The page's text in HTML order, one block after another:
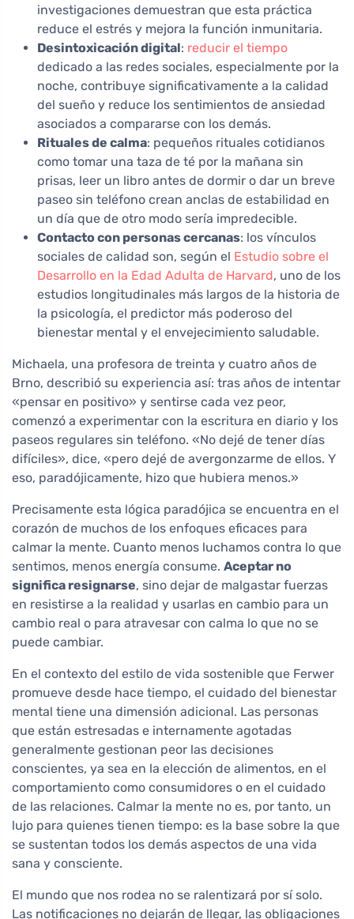
investigaciones demuestran que esta práctica
reduce el estrés y mejora la función inmunitaria.
Desintoxicación digital: reducir el tiempo
dedicado a las redes sociales, especialmente por la
noche, contribuye significativamente a la calidad
del sueño y reduce los sentimientos de ansiedad
asociados a compararse con los demás.
Rituales de calma: pequeños rituales cotidianos
como tomar una taza de té por la mañana sin
prisas, leer un libro antes de dormir o dar un breve
paseo sin teléfono crean anclas de estabilidad en
un día que de otro modo sería impredecible.
Contacto con personas cercanas: los vínculos
sociales de calidad son, según el Estudio sobre el
Desarrollo en la Edad Adulta de Harvard, uno de los
estudios longitudinales más largos de la historia de
la psicología, el predictor más poderoso del
bienestar mental y el envejecimiento saludable.
Michaela, una profesora de treinta y cuatro años de
Brno, describió su experiencia así: tras años de intentar
«pensar en positivo» y sentirse cada vez peor,
comenzó a experimentar con la escritura en diario y los
paseos regulares sin teléfono. «No dejé de tener días
difíciles», dice, «pero dejé de avergonzarme de ellos. Y
eso, paradójicamente, hizo que hubiera menos.»
Precisamente esta lógica paradójica se encuentra en el
corazón de muchos de los enfoques eficaces para
calmar la mente. Cuanto menos luchamos contra lo que
sentimos, menos energía consume. Aceptar no
significa resignarse, sino dejar de malgastar fuerzas
en resistirse a la realidad y usarlas en cambio para un
cambio real o para atravesar con calma lo que no se
puede cambiar.
En el contexto del estilo de vida sostenible que Ferwer
promueve desde hace tiempo, el cuidado del bienestar
mental tiene una dimensión adicional. Las personas
que están estresadas e internamente agotadas
generalmente gestionan peor las decisiones
conscientes, ya sea en la elección de alimentos, en el
comportamiento como consumidores o en el cuidado
de las relaciones. Calmar la mente no es, por tanto, un
lujo para quienes tienen tiempo: es la base sobre la que
se sustentan todos los demás aspectos de una vida
sana y consciente.
El mundo que nos rodea no se ralentizará por sí solo.
Las notificaciones no dejarán de llegar, las obligaciones